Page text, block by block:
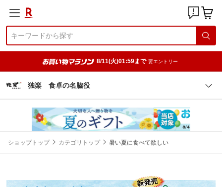
8/11(火)01:59まで 要エントリー
独楽 食卓の名脇役
ショップトップ カテゴリトップ 暑い夏に食べて欲しい